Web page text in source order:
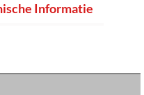
Informatie